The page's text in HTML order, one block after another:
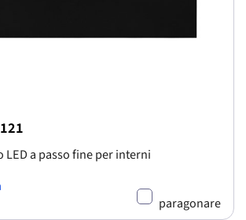
LED a passo fine per interni
paragonare